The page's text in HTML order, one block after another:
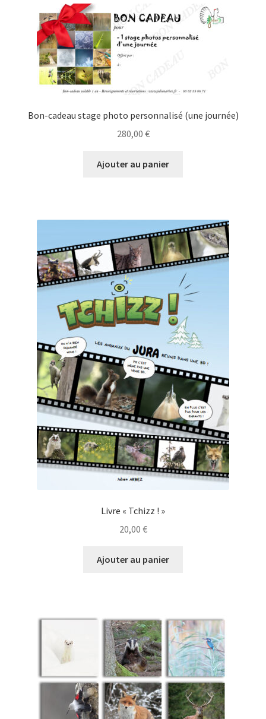
Bon-cadeau stage photo personnalisé (une journée)
280,00 €
Ajouter au panier
Livre « Tchizz ! »
20,00 €
Ajouter au panier